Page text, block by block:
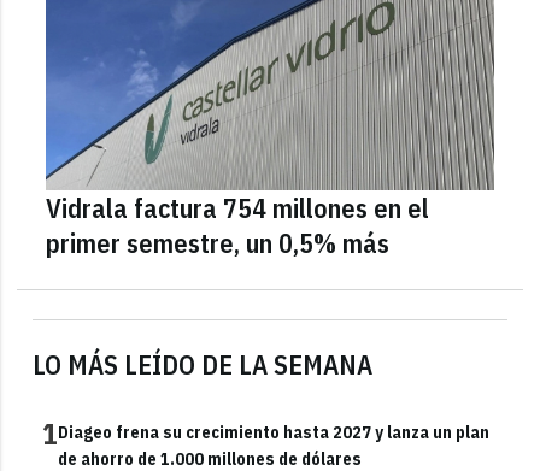
LO MÁS LEÍDO DE LA SEMANA
1Diageo frena su crecimiento hasta 2027 y lanza un plan
de ahorro de 1.000 millones de dólares
Vidrala factura 754 millones en el
primer semestre, un 0,5% más